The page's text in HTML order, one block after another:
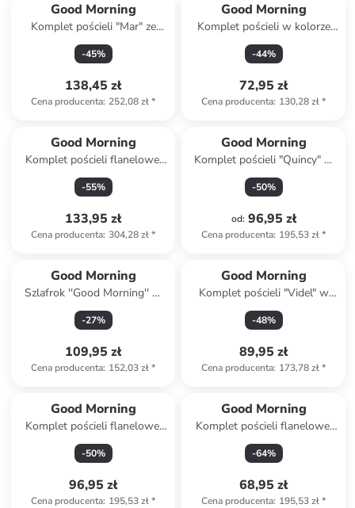
Good Morning
Komplet pościeli "Mar" ze
wzorem
-45%
138,45 zł
Cena producenta: 252,08 zł*
Good Morning
Komplet pościeli w kolorze
błękitnym
-44%
72,95 zł
Cena producenta: 130,28 zł*
Good Morning
Komplet pościeli flanelowej
"Pinga" w kolorze błękitno-
biało-szarym
-55%
133,95 zł
Cena producenta: 304,28 zł*
Good Morning
Komplet pościeli "Quincy" w
kolorze miętowym
-50%
od: 96,95 zł
Cena producenta: 195,53 zł*
Good Morning
Szlafrok ''Good Morning'' w
kolorze morskim
-27%
109,95 zł
Cena producenta: 152,03 zł*
Good Morning
Komplet pościeli "Videl" w
kolorze biało-beżowym ze
wzorem
-48%
89,95 zł
Cena producenta: 173,78 zł*
Good Morning
Komplet pościeli flanelowej
"Pierre" w kolorze miętowym
-50%
96,95 zł
Cena producenta: 195,53 zł*
Good Morning
Komplet pościeli flanelowej
"Pengu" w kolorze błękitnym
-64%
68,95 zł
Cena producenta: 195,53 zł*